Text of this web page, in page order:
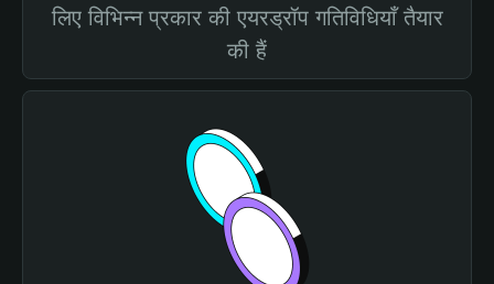
लिए विभिन्न प्रकार की एयरड्रॉप गतिविधियाँ तैयार
की हैं